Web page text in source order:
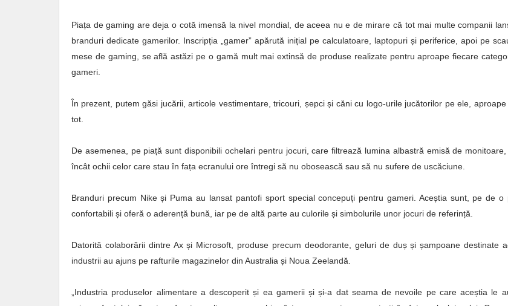
Piața de gaming are deja o cotă imensă la nivel mondial, de aceea nu e de mirare că tot mai multe companii
branduri dedicate gamerilor. Inscripția „gamer” apărută inițial pe calculatoare , laptopuri și periferice, apoi pe
mese de gaming, se află astăzi pe o gamă mult mai extinsă de produse realizate pentru aproape fiecare
gameri.
În prezent, putem găsi jucării, articole vestimentare, tricouri, șepci și căni cu logo-urile jucătorilor pe ele, aproape
tot.
De asemenea, pe piață sunt disponibili ochelari pentru jocuri, care filtrează lumina albastră emisă de
încât ochii celor care stau în fața ecranului ore întregi să nu obosească sau să nu sufere de uscăciune.
Branduri precum Nike și Puma au lansat pantofi sport special concepuți pentru gameri. Aceștia sunt, pe de o
confortabili și oferă o aderență bună, iar pe de altă parte au culorile și simbolurile unor jocuri de referință.
Datorită colaborării dintre Ax și Microsoft, produse precum deodorante, geluri de duș și șampoane destinate
industrii au ajuns pe rafturile magazinelor din Australia și Noua Zeelandă.
„Industria produselor alimentare a descoperit și ea gamerii și și-a dat seama de nevoile pe care aceștia le